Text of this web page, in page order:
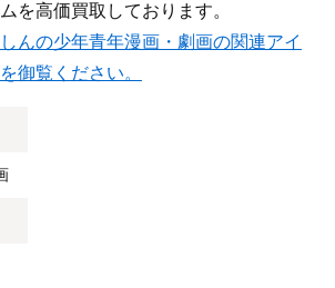
を高価買取しております。
んの少年青年漫画・劇画の関連アイ
御覧ください。